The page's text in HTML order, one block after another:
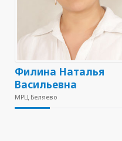
Филина Наталья
Васильевна
МРЦ Беляево